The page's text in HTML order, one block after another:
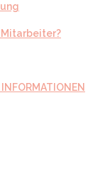
Mitarbeiter?